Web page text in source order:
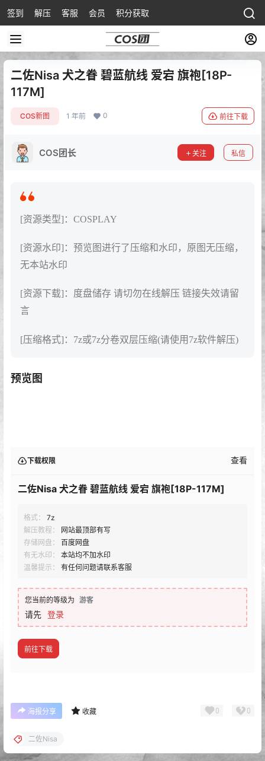
签到 解压 客服 会员 积分获取
二佐Nisa 犬之眷 碧蓝航线 爱宕 旗袍[18P-
117M]
COS新图 1 年前 0 前往下载
COS团长 关注 私信
[资源类型]：COSPLAY
[资源水印]：预览图进行了压缩和水印，原图无压缩，
无本站水印
[资源下载]：度盘储存 请切勿在线解压 链接失效请留
言
[压缩格式]：7z或7z分卷双层压缩(请使用7z软件解压)
预览图
下载权限 查看
二佐Nisa 犬之眷 碧蓝航线 爱宕 旗袍[18P-117M]
格式：
7z
解压教程：
网站最顶部有写
存储网盘：
百度网盘
有无水印：
本站均不加水印
温馨提示：
有任何问题请联系客服
您当前的等级为 游客
请先 登录
前往下载
海报分享 收藏 0 0
二佐Nisa